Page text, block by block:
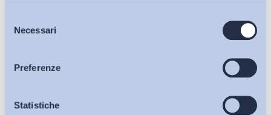
delNecessari
Preferenze
Statistiche
Bollettini ADAPT
Articoli
Osservatori
lavoro prestato dal socio di cooperativa
, se quindi possa
prestazioni accessorie ovvero un effettivo rapporto di lavoro,
subordinato o autonomo. Al riguardo, è nota la disputa per
essere ancora ricordata in ordine all’incompatibilità tra causa
associativa, ossia quella imperniata sullo scopo mutualistico,